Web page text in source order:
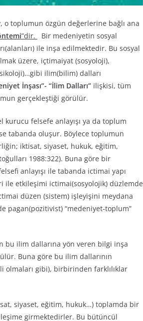
o toplumun özgün değerlerine bağlı ana
”dir.
Bir medeniyetin sosyal
ile inşa edilmektedir. Bu sosyal
üzere, içtimaiyat (sosyoloji),
ilim(bilim) dalları
İnşası”- “İlim Dalları” ilişkisi, tüm
gerçekleştiği görülür.
kurucu felsefe anlayışı ya da toplum
tabanda oluşur. Böylece toplumun
iktisat, siyaset, hukuk, eğitim,
1988:322). Buna göre bir
anlayışı ile tabanda ictimai yapı
etkileşimi ictimai(sosyolojik) düzlemde
düzen (sistem) işleyişini meydana
pagan(pozitivist) “medeniyet-toplum”
bu ilim dallarına yön veren bilgi inşa
Buna göre bu ilim dallarının
olmaları gibi), birbirinden farklılıklar
siyaset, eğitim, hukuk…) toplamda bir
girmektedirler. Bu bütüncül